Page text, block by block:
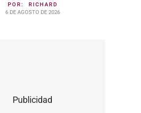
POR: RICHARD
6 DE AGOSTO DE 2026
Publicidad